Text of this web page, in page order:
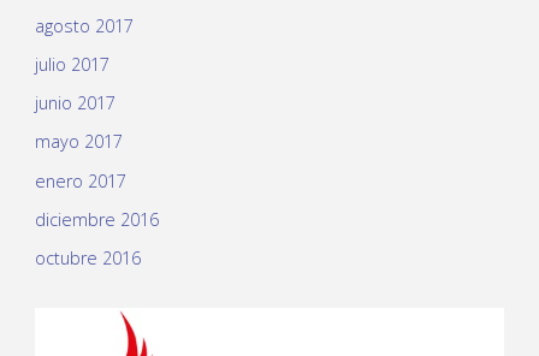
agosto 2017
julio 2017
junio 2017
mayo 2017
enero 2017
diciembre 2016
octubre 2016